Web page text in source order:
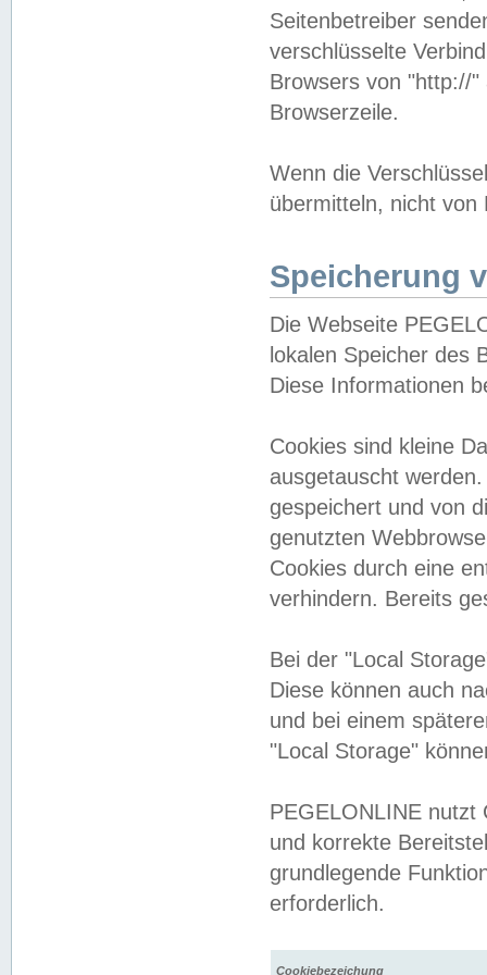
Seitenbetreiber
verschlüsselte
Browsers von "http://
Browserzeile.
Wenn die
übermitteln, nicht von
Speicherung
Die Webseite
lokalen Speicher des
Diese Informationen
Cookies sind kleine
ausgetauscht
gespeichert und von
genutzten
Cookies durch eine
verhindern. Bereits
Bei der "Local
Diese können auch
und bei einem
"Local Storage"
PEGELONLINE nutzt
und korrekte
grundlegende
erforderlich.
Cookiebezeichung